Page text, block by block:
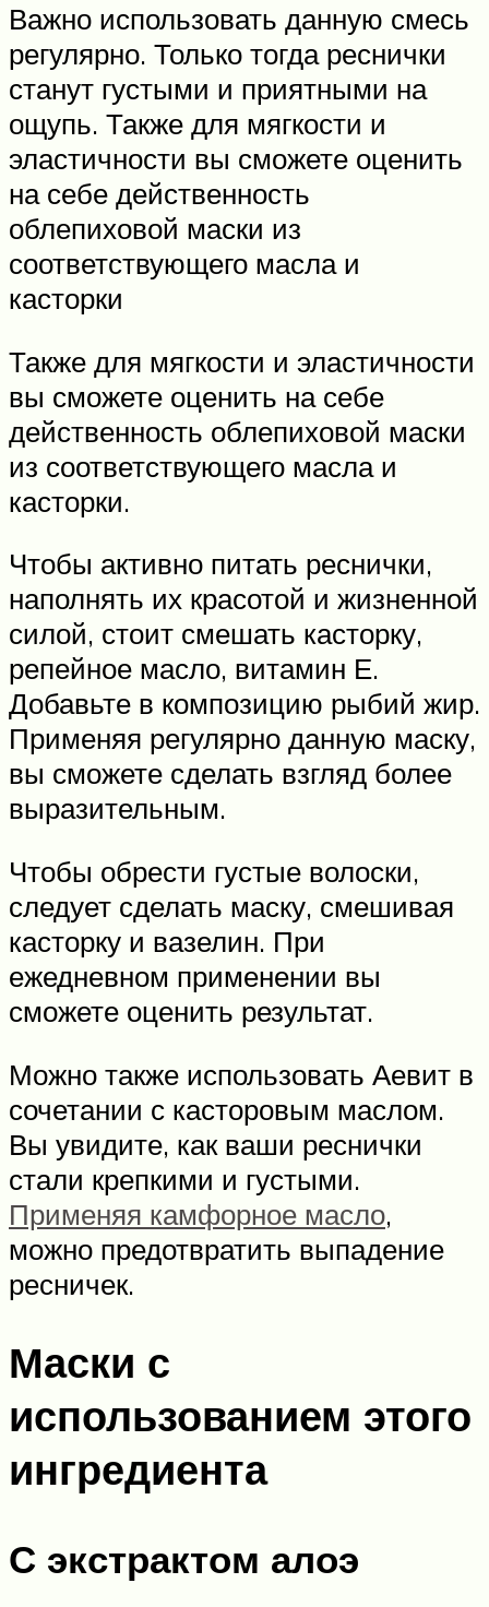
Важно использовать данную смесь
регулярно. Только тогда реснички
станут густыми и приятными на
ощупь. Также для мягкости и
эластичности вы сможете оценить
на себе действенность
облепиховой маски из
соответствующего масла и
касторки
Также для мягкости и эластичности
вы сможете оценить на себе
действенность облепиховой маски
из соответствующего масла и
касторки.
Чтобы активно питать реснички,
наполнять их красотой и жизненной
силой, стоит смешать касторку,
репейное масло, витамин Е.
Добавьте в композицию рыбий жир.
Применяя регулярно данную маску,
вы сможете сделать взгляд более
выразительным.
Чтобы обрести густые волоски,
следует сделать маску, смешивая
касторку и вазелин. При
ежедневном применении вы
сможете оценить результат.
Можно также использовать Аевит в
сочетании с касторовым маслом.
Вы увидите, как ваши реснички
стали крепкими и густыми.
Применяя камфорное масло,
можно предотвратить выпадение
ресничек.
Маски с
использованием этого
ингредиента
С экстрактом алоэ